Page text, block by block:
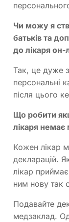
Чи можу я
батьків та
до лікаря он-
Так, це дуже
персональні
після цього
Що робити
лікаря немає
Кожен лікар
декларацій.
лікар
ним нову так
Подавайте
медзаклад.